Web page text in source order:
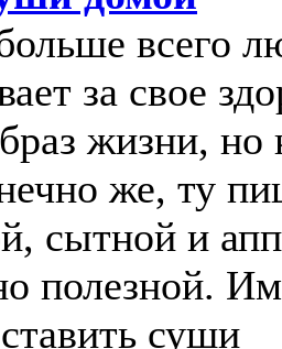
всего
за свое
жизни, но
же, ту
сытной и
полезной.